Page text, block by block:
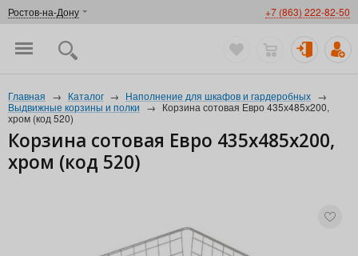
Ростов-на-Дону +7 (863) 222-82-50
Главная → Каталог → Наполнение для шкафов и гардеробных →
Выдвижные корзины и полки → Корзина сотовая Евро 435х485х200,
хром (код 520)
Корзина сотовая Евро 435х485х200,
хром (код 520)